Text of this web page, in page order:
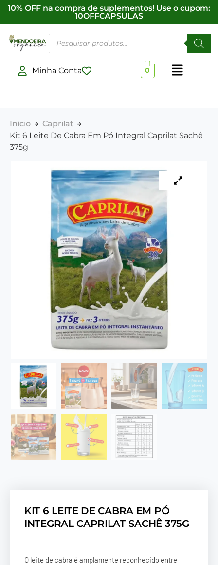
10% OFF na compra de suplementos! Use o cupom:
10OFFCAPSULAS
Minha Conta 0
Início
Caprilat
Kit 6 Leite De Cabra Em Pó Integral Caprilat Sachê
375g
KIT 6 LEITE DE CABRA EM PÓ
INTEGRAL CAPRILAT SACHÊ 375G
O leite de cabra é amplamente reconhecido entre